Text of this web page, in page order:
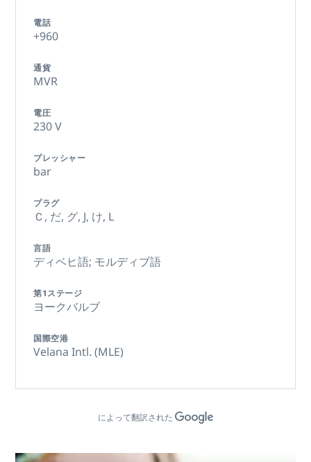
電話
+960
通貨
MVR
電圧
230 V
プレッシャー
bar
プラグ
Ｃ, だ, グ, J, け, L
言語
ディベヒ語; モルディブ語
第1ステージ
ヨークバルブ
国際空港
Velana Intl. (MLE)
によって翻訳された